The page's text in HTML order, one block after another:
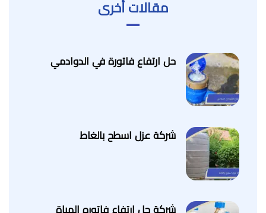
مقالات أخرى
حل ارتفاع فاتورة في الدوادمي
شركة عزل اسطح بالغاط
شركة حل ارتفاع فاتوره المياة